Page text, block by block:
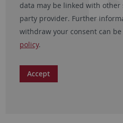
data may be linked with
party provider. Further
withdraw your consent can
policy.
Accept